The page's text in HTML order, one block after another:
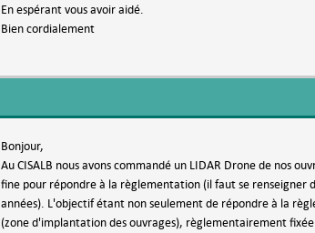
En espérant vous avoir aidé.
Bien cordialement
Bonjour,
Au CISALB nous avons commandé un LIDAR Drone de nos
fine pour répondre à la règlementation (il faut se renseigner
années). L'objectif étant non seulement de répondre à la
(zone d'implantation des ouvrages), règlementairement